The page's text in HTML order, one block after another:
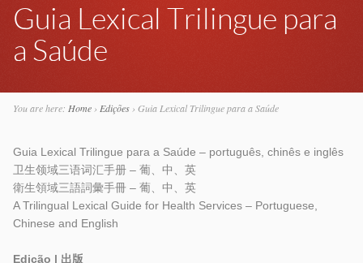
Guia Lexical Trilingue para
a Saúde
You are here: Home› Edições› Guia Lexical Trilingue para a Saúde
Guia Lexical Trilingue para a Saúde – português, chinês e inglês
卫生领域三语词汇手册 – 葡、中、英
衛生領域三語詞彙手冊 – 葡、中、英
A Trilingual Lexical Guide for Health Services – Portuguese,
Chinese and English
Edição | 出版